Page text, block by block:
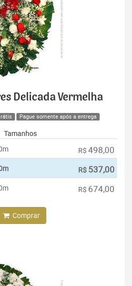
Delicada Vermelha
Pague somente após a entrega
Tamanhos
R$ 498,00
R$ 537,00
R$ 674,00
Comprar